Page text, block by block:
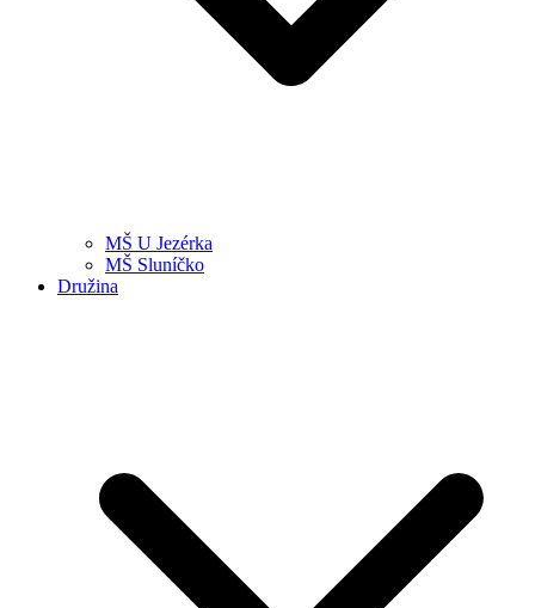
MŠ U Jezérka
MŠ Sluníčko
Družina